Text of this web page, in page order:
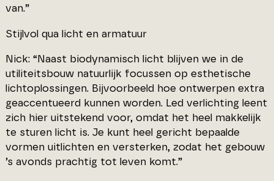
van.”
Stijlvol qua licht en armatuur
Nick: “Naast biodynamisch licht blijven we in de
utiliteitsbouw natuurlijk focussen op esthetische
lichtoplossingen. Bijvoorbeeld hoe ontwerpen extra
geaccentueerd kunnen worden. Led verlichting leent
zich hier uitstekend voor, omdat het heel makkelijk
te sturen licht is. Je kunt heel gericht bepaalde
vormen uitlichten en versterken, zodat het gebouw
’s avonds prachtig tot leven komt.”